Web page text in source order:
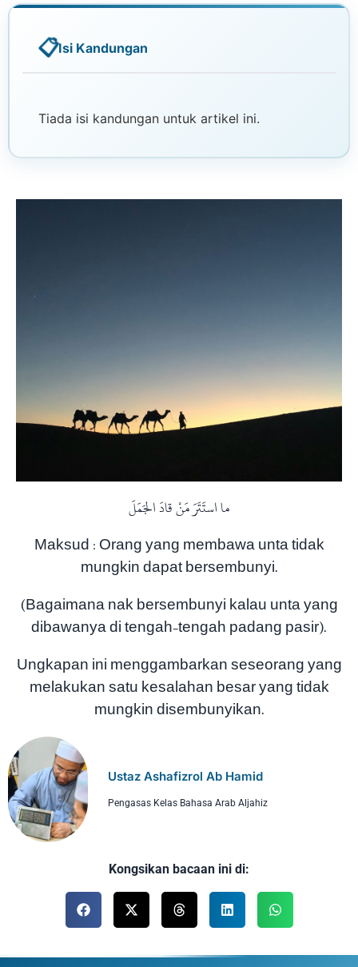
Isi Kandungan
Tiada isi kandungan untuk artikel ini.
ما استَتَرَ مَنْ قادَ الجَمَلَ
Maksud : Orang yang membawa unta tidak
mungkin dapat bersembunyi.
(Bagaimana nak bersembunyi kalau unta yang
dibawanya di tengah-tengah padang pasir).
Ungkapan ini menggambarkan seseorang yang
melakukan satu kesalahan besar yang tidak
mungkin disembunyikan.
Ustaz Ashafizrol Ab Hamid
Pengasas Kelas Bahasa Arab Aljahiz
Kongsikan bacaan ini di: